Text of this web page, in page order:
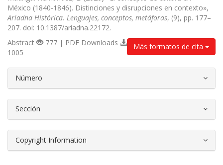
México (1840-1846). Distinciones y disrupciones en contexto»,
Ariadna Histórica. Lenguajes, conceptos, metáforas, (9), pp. 177–
207. doi: 10.1387/ariadna.22172.
Más formatos de cita
Abstract
777 | PDF Downloads
1005
Número
Sección
Copyright Information